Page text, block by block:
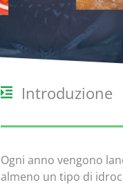
Introduzione
Ogni anno vengono
almeno un tipo di